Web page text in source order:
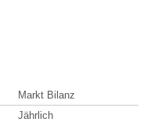
Markt Bilanz
Jährlich